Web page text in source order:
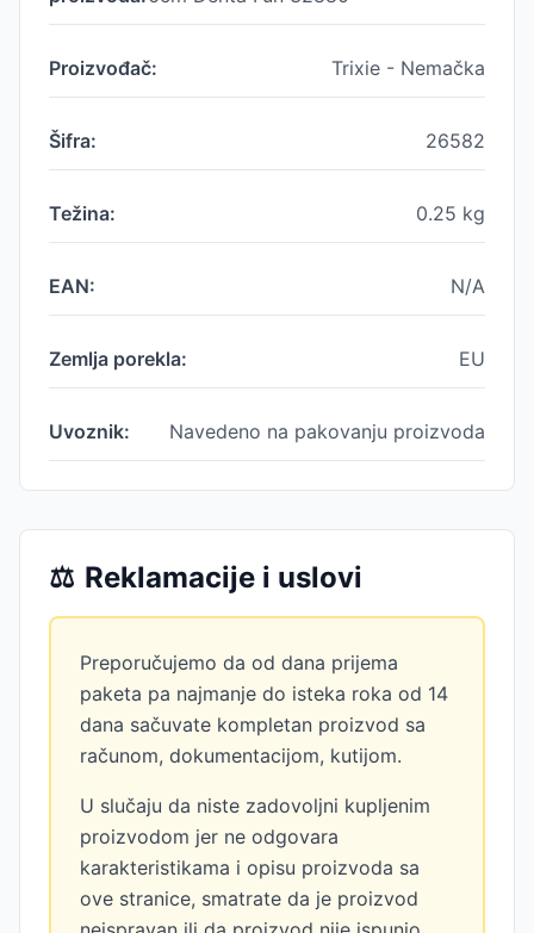
Proizvođač: Trixie - Nemačka
Šifra: 26582
Težina: 0.25 kg
EAN: N/A
Zemlja porekla: EU
Uvoznik: Navedeno na pakovanju proizvoda
⚖️ Reklamacije i uslovi
Preporučujemo da od dana prijema
paketa pa najmanje do isteka roka od 14
dana sačuvate kompletan proizvod sa
računom, dokumentacijom, kutijom.
U slučaju da niste zadovoljni kupljenim
proizvodom jer ne odgovara
karakteristikama i opisu proizvoda sa
ove stranice, smatrate da je proizvod